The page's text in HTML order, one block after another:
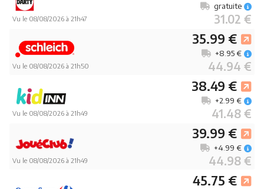
Vu le 08/08/2026 à 21h47 31.02 €
gratuite
Vu le 08/08/2026 à 21h50
35.99 €
44.94 €
+8.95 €
Vu le 08/08/2026 à 21h49
38.49 €
41.48 €
+2.99 €
Vu le 08/08/2026 à 21h49
39.99 €
44.98 €
+4.99 €
45.75 €